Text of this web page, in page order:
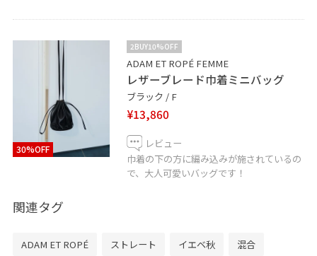
30%OFF
2BUY10%OFF
ADAM ET ROPÉ FEMME
レザーブレード巾着ミニバッグ
ブラック / F
¥13,860
レビュー
巾着の下の方に編み込みが施されているの
で、大人可愛いバッグです！
関連タグ
ADAM ET ROPÉ ストレート イエベ秋 混合